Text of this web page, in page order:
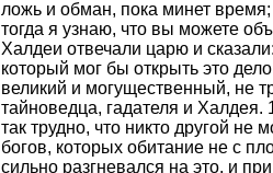
ложь и обман, пока минет
тогда я узнаю, что вы можете
Халдеи отвечали царю и
который мог бы открыть это
великий и могущественный, не
тайноведца, гадателя и Халдея.
так трудно, что никто другой не
богов, которых обитание не с
сильно разгневался на это, и